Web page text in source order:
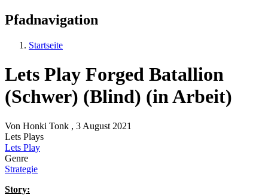
Pfadnavigation
Startseite
Lets Play Forged Batallion
(Schwer) (Blind) (in Arbeit)
Von Honki Tonk , 3 August 2021
Lets Plays
Lets Play
Genre
Strategie
Story: